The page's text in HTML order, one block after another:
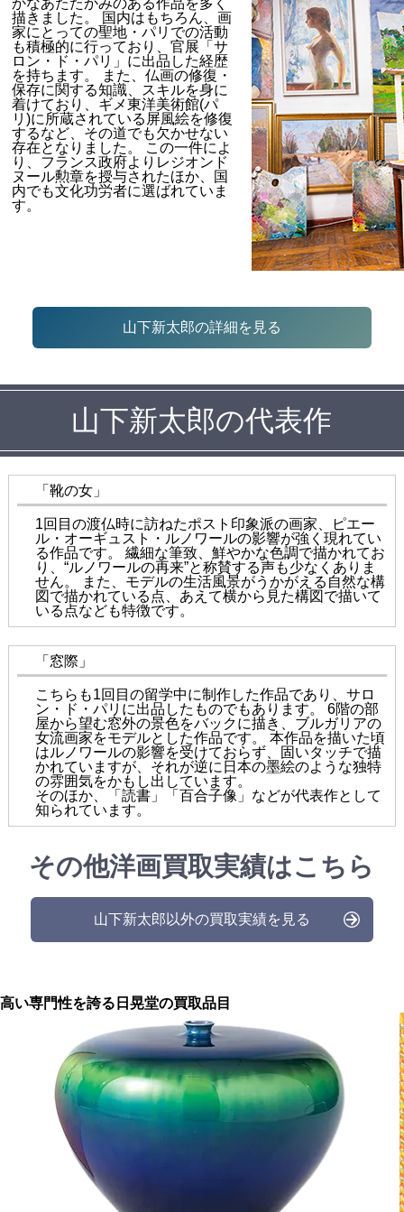
かなあたたかみのある作品を多く
描きました。 国内はもちろん、画
家にとっての聖地・パリでの活動
も積極的に行っており、官展「サ
ロン・ド・パリ」に出品した経歴
を持ちます。 また、仏画の修復・
保存に関する知識、スキルを身に
着けており、ギメ東洋美術館(パ
リ)に所蔵されている屏風絵を修復
するなど、その道でも欠かせない
存在となりました。 この一件によ
り、フランス政府よりレジオンド
ヌール勲章を授与されたほか、国
内でも文化功労者に選ばれていま
す。
山下新太郎の詳細を見る
山下新太郎の代表作
「靴の女」
1回目の渡仏時に訪ねたポスト印象派の画家、ピエー
ル・オーギュスト・ルノワールの影響が強く現れてい
る作品です。 繊細な筆致、鮮やかな色調で描かれてお
り、“ルノワールの再来”と称賛する声も少なくありま
せん。 また、モデルの生活風景がうかがえる自然な構
図で描かれている点、あえて横から見た構図で描いて
いる点なども特徴です。
「窓際」
こちらも1回目の留学中に制作した作品であり、サロ
ン・ド・パリに出品したものでもあります。 6階の部
屋から望む窓外の景色をバックに描き、ブルガリアの
女流画家をモデルとした作品です。 本作品を描いた頃
はルノワールの影響を受けておらず、固いタッチで描
かれていますが、それが逆に日本の墨絵のような独特
の雰囲気をかもし出しています。
そのほか、「読書」「百合子像」などが代表作として
知られています。
その他洋画買取実績はこちら
山下新太郎以外の買取実績を見る
高い専門性を誇る 日晃堂の買取品目